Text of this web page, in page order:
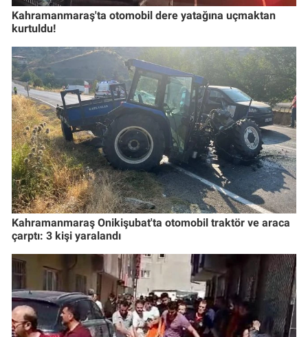
Kahramanmaraş'ta otomobil dere yatağına uçmaktan
kurtuldu!
Kahramanmaraş Onikişubat'ta otomobil traktör ve araca
çarptı: 3 kişi yaralandı